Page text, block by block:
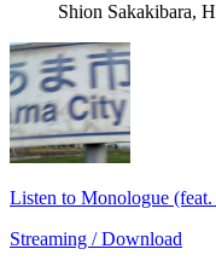
Shion Sakakibara,
Listen to Monologue
Streaming / Download